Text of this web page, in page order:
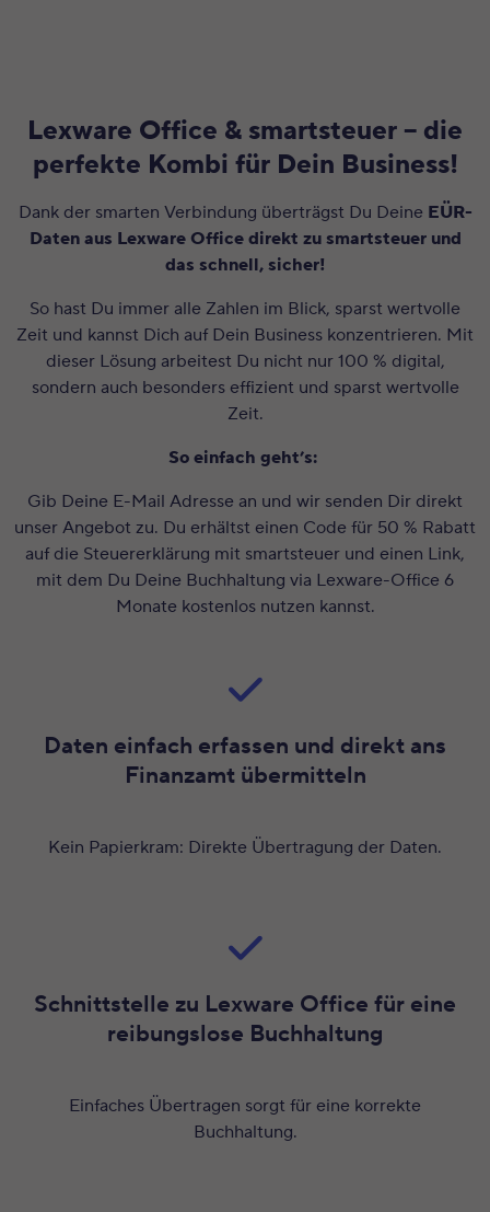
Lexware Office & smartsteuer – die
perfekte Kombi für Dein Business!
Dank der smarten Verbindung überträgst Du Deine EÜR-
Daten aus Lexware Office direkt zu smartsteuer und
das schnell, sicher!
So hast Du immer alle Zahlen im Blick, sparst wertvolle
Zeit und kannst Dich auf Dein Business konzentrieren. Mit
dieser Lösung arbeitest Du nicht nur 100 % digital,
sondern auch besonders effizient und sparst wertvolle
Zeit.
So einfach geht’s:
Gib Deine E-Mail Adresse an und wir senden Dir direkt
unser Angebot zu. Du erhältst einen Code für 50 % Rabatt
auf die Steuererklärung mit smartsteuer und einen Link,
mit dem Du Deine Buchhaltung via Lexware-Office 6
Monate kostenlos nutzen kannst.
Daten einfach erfassen und direkt ans
Finanzamt übermitteln
Kein Papierkram: Direkte Übertragung der Daten.
Schnittstelle zu Lexware Office für eine
reibungslose Buchhaltung
Einfaches Übertragen sorgt für eine korrekte
Buchhaltung.